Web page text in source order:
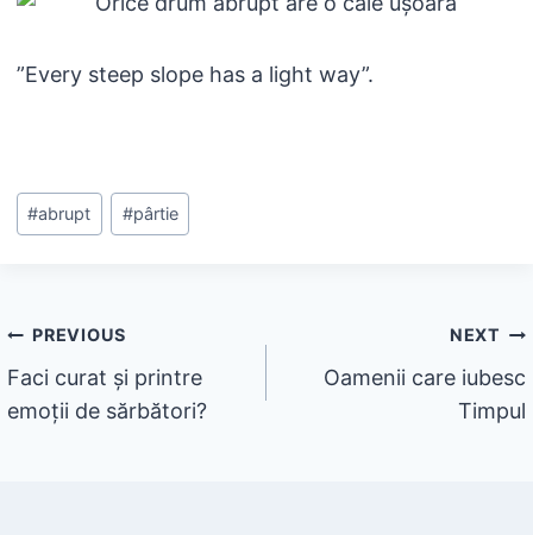
”Every steep slope has a light way”.
Post
Tags:
#abrupt #pârtie
Navigare
în
PREVIOUS
Faci curat și printre
emoții de sărbători?
NEXT
Oamenii care iubesc
Timpul